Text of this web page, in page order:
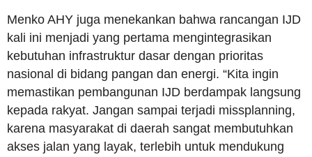
Menko AHY juga menekankan bahwa rancangan IJD
kali ini menjadi yang pertama mengintegrasikan
kebutuhan infrastruktur dasar dengan prioritas
nasional di bidang pangan dan energi. “Kita ingin
memastikan pembangunan IJD berdampak langsung
kepada rakyat. Jangan sampai terjadi missplanning,
karena masyarakat di daerah sangat membutuhkan
akses jalan yang layak, terlebih untuk mendukung